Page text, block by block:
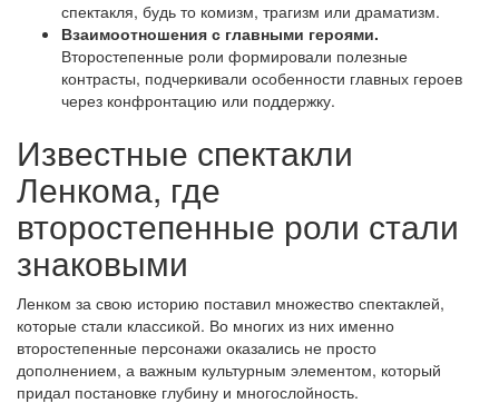
спектакля, будь то комизм, трагизм или драматизм.
Взаимоотношения с главными героями.
Второстепенные роли формировали полезные
контрасты, подчеркивали особенности главных героев
через конфронтацию или поддержку.
Известные спектакли
Ленкома, где
второстепенные роли стали
знаковыми
Ленком за свою историю поставил множество спектаклей,
которые стали классикой. Во многих из них именно
второстепенные персонажи оказались не просто
дополнением, а важным культурным элементом, который
придал постановке глубину и многослойность.